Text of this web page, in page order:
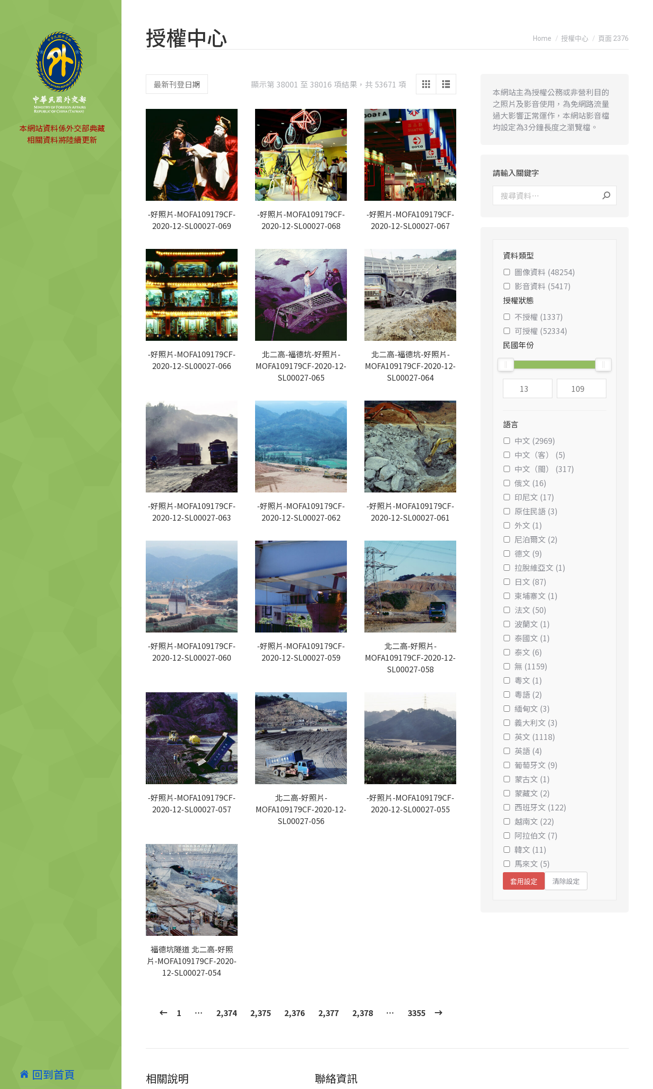
本網站資料係外交部典藏
相關資料將陸續更新
回到首頁
授權中心 You are here:
Home 授權中心 頁面 2376
顯示第 38001 至 38016 項結果，共 53671 項 Sorted
latest
-好照片-MOFA109179CF-
2020-12-SL00027-069
-好照片-MOFA109179CF-
2020-12-SL00027-068
-好照片-MOFA109179CF-
2020-12-SL00027-067
-好照片-MOFA109179CF-
2020-12-SL00027-066
北二高-福德坑-好照片-
MOFA109179CF-2020-12-
SL00027-065
北二高-福德坑-好照片-
MOFA109179CF-2020-12-
SL00027-064
-好照片-MOFA109179CF-
2020-12-SL00027-063
-好照片-MOFA109179CF-
2020-12-SL00027-062
-好照片-MOFA109179CF-
2020-12-SL00027-061
-好照片-MOFA109179CF-
2020-12-SL00027-060
-好照片-MOFA109179CF-
2020-12-SL00027-059
北二高-好照片-
MOFA109179CF-2020-12-
SL00027-058
-好照片-MOFA109179CF-
2020-12-SL00027-057
北二高-好照片-
MOFA109179CF-2020-12-
SL00027-056
-好照片-MOFA109179CF-
2020-12-SL00027-055
福德坑隧道 北二高-好照
片-MOFA109179CF-2020-
12-SL00027-054
1 … 2,374 2,375 2,376 2,377 2,378 … 3355
本網站主為授權公務或非營利目的
之照片及影音使用，為免網路流量
過大影響正常運作，本網站影音檔
均設定為3分鐘長度之瀏覽檔。
請輸入關鍵字
資料類型
圖像資料 (48254)
影音資料 (5417)
授權狀態
不授權 (1337)
可授權 (52334)
民國年份
語言
中文 (2969)
中文（客） (5)
中文（閩） (317)
俄文 (16)
印尼文 (17)
原住民語 (3)
外文 (1)
尼泊爾文 (2)
德文 (9)
拉脫維亞文 (1)
日文 (87)
柬埔寨文 (1)
法文 (50)
波蘭文 (1)
泰國文 (1)
泰文 (6)
無 (1159)
粵文 (1)
粵語 (2)
緬甸文 (3)
義大利文 (3)
英文 (1118)
英語 (4)
葡萄牙文 (9)
蒙古文 (1)
蒙藏文 (2)
西班牙文 (122)
越南文 (22)
阿拉伯文 (7)
韓文 (11)
馬來文 (5)
套用設定 清除設定
相關說明 聯絡資訊